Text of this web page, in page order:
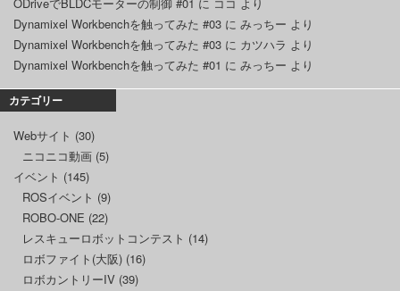
ODriveでBLDCモーターの制御 #01 に ココ より
Dynamixel Workbenchを触ってみた #03 に みっちー より
Dynamixel Workbenchを触ってみた #03 に カツハラ より
Dynamixel Workbenchを触ってみた #01 に みっちー より
カテゴリー
Webサイト (30)
ニコニコ動画 (5)
イベント (145)
ROSイベント (9)
ROBO-ONE (22)
レスキューロボットコンテスト (14)
ロボファイト(大阪) (16)
ロボカントリーIV (39)